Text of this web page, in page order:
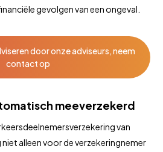
gevolgen van een ongeval.
door onze adviseurs, neem
contact op
meeverzekerd
van
niet alleen voor de verzekeringnemer